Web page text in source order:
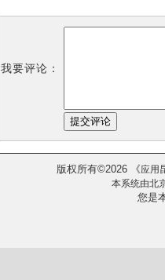
我要评论：
版权所有©2026 《应用
本系统由北
您是